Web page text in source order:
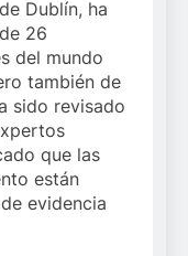
Dublín, ha
26
del mundo
también de
sido revisado
que las
están
evidencia